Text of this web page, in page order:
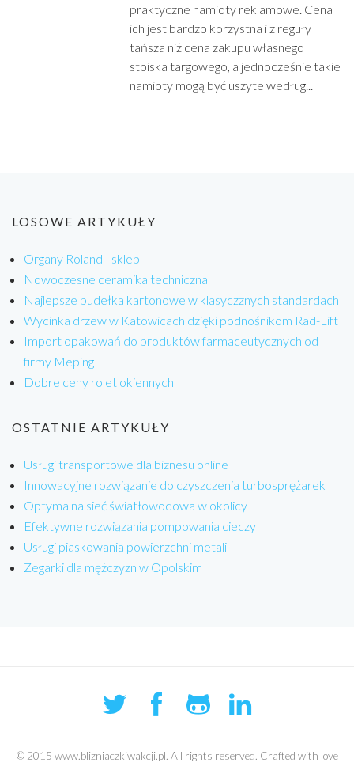
praktyczne namioty reklamowe. Cena
ich jest bardzo korzystna i z reguły
tańsza niż cena zakupu własnego
stoiska targowego, a jednocześnie takie
namioty mogą być uszyte według...
LOSOWE ARTYKUŁY
Organy Roland - sklep
Nowoczesne ceramika techniczna
Najlepsze pudełka kartonowe w klasyczznych standardach
Wycinka drzew w Katowicach dzięki podnośnikom Rad-Lift
Import opakowań do produktów farmaceutycznych od
firmy Meping
Dobre ceny rolet okiennych
OSTATNIE ARTYKUŁY
Usługi transportowe dla biznesu online
Innowacyjne rozwiązanie do czyszczenia turbosprężarek
Optymalna sieć światłowodowa w okolicy
Efektywne rozwiązania pompowania cieczy
Usługi piaskowania powierzchni metali
Zegarki dla mężczyzn w Opolskim
© 2015 www.blizniaczkiwakcji.pl. All rights reserved. Crafted with love